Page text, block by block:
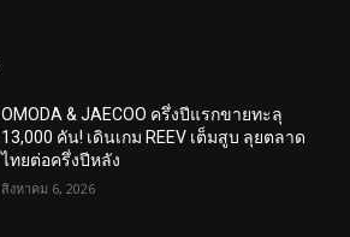
OMODA & JAECOO ครึ่งปีแรกขายทะลุ
13,000 คัน! เดินเกม REEV เต็มสูบ ลุยตลาด
ไทยต่อครึ่งปีหลัง
สิงหาคม 6, 2026